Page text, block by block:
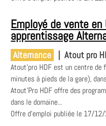
Employé de vente
apprentissage
Alternance | Atout pro
Atout'pro HDF est un centre
minutes à pieds de la gare),
Atout'Pro HDF offre des
dans le domaine...
Offre d'emploi publiée le 17/